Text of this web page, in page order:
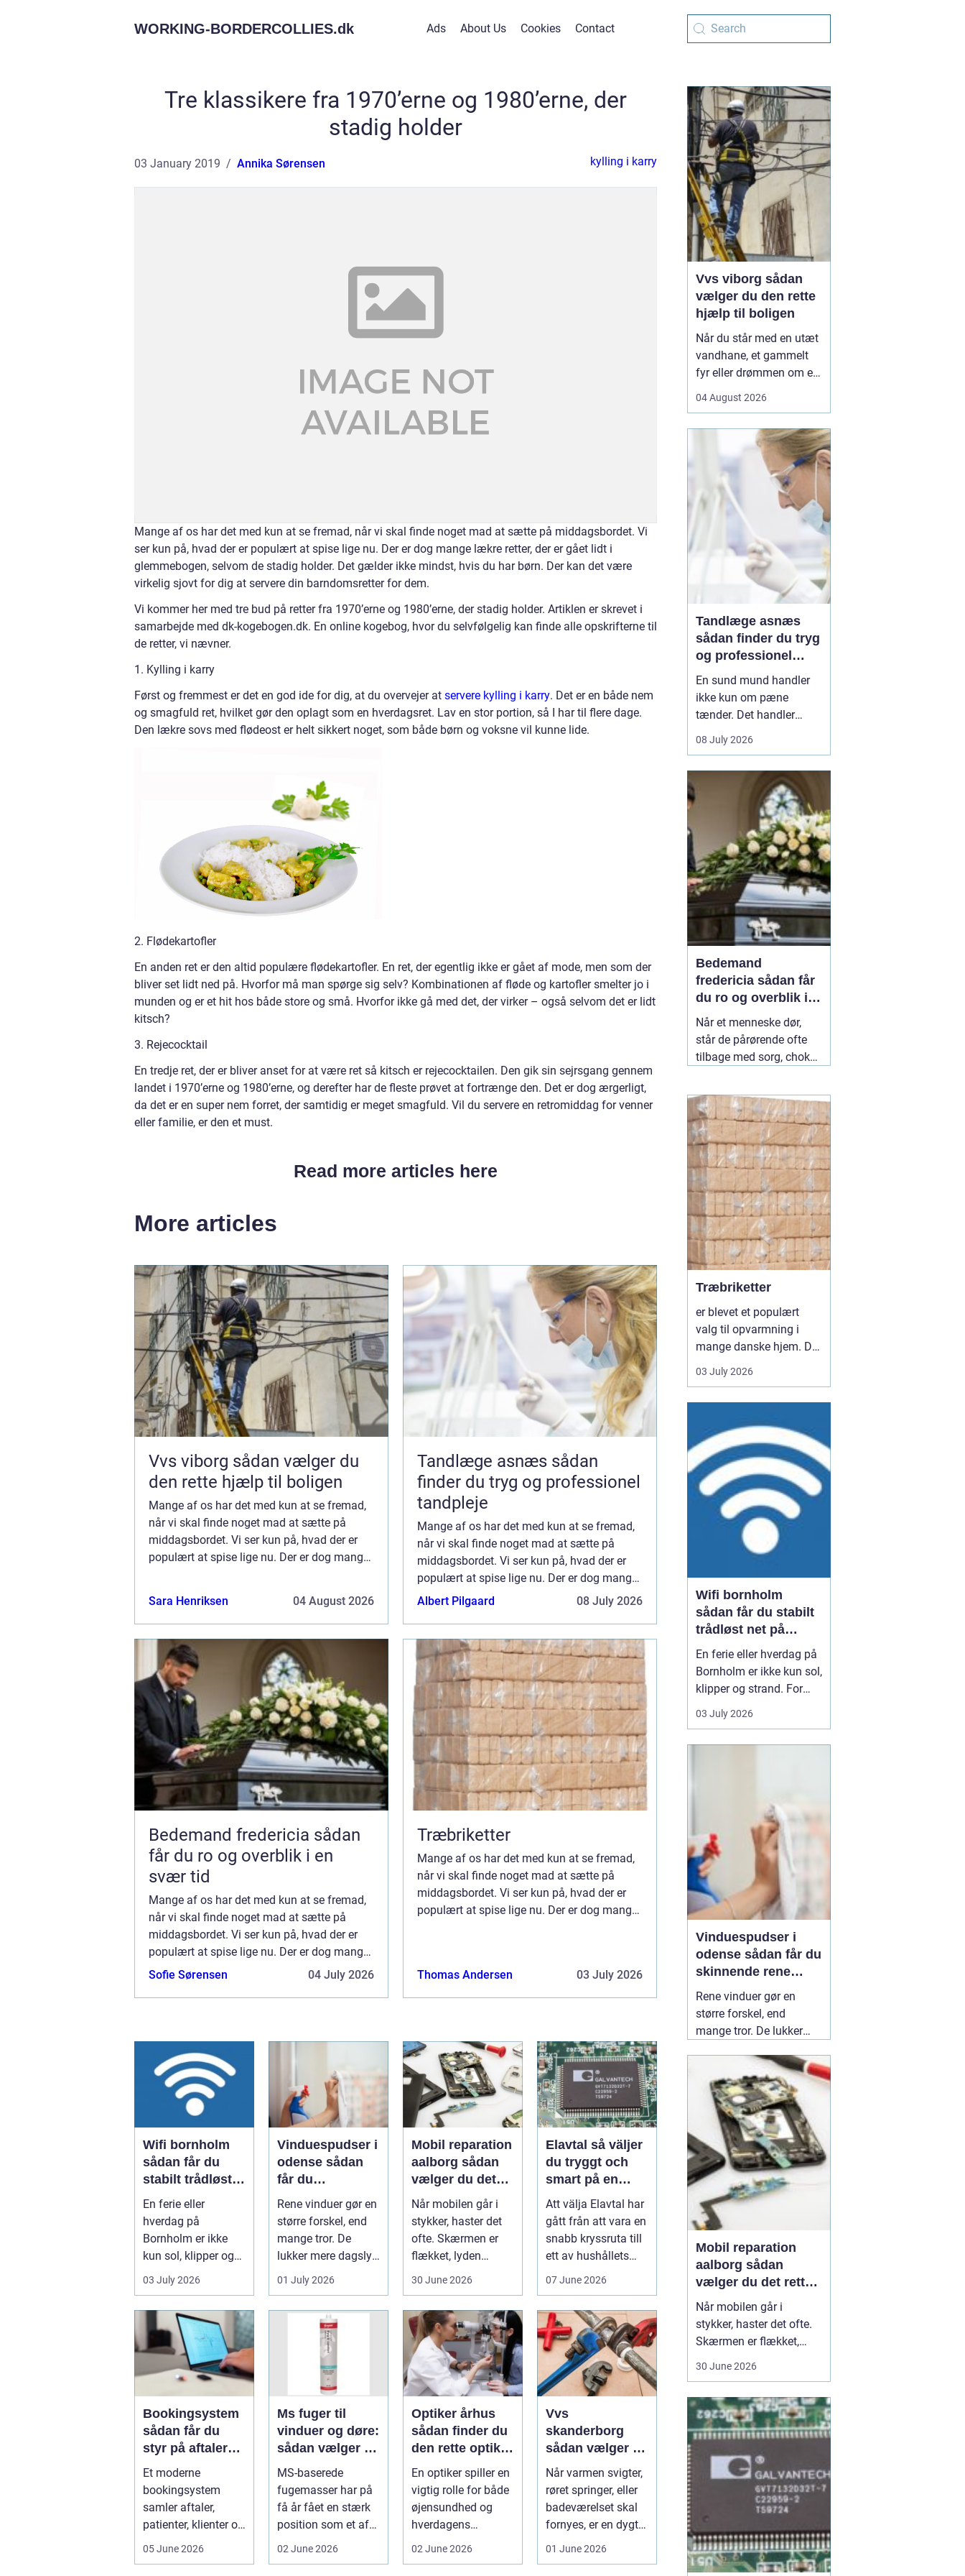
WORKING-BORDERCOLLIES.dk Ads About Us Cookies Contact
Tre klassikere fra 1970’erne og 1980’erne, der
stadig holder
03 January 2019 Annika Sørensen kylling i karry
Mange af os har det med kun at se fremad, når vi skal finde noget mad at sætte på middagsbordet. Vi
ser kun på, hvad der er populært at spise lige nu. Der er dog mange lækre retter, der er gået lidt i
glemmebogen, selvom de stadig holder. Det gælder ikke mindst, hvis du har børn. Der kan det være
virkelig sjovt for dig at servere din barndomsretter for dem.
Vi kommer her med tre bud på retter fra 1970’erne og 1980’erne, der stadig holder. Artiklen er skrevet i
samarbejde med dk-kogebogen.dk. En online kogebog, hvor du selvfølgelig kan finde alle opskrifterne til
de retter, vi nævner.
1. Kylling i karry
Først og fremmest er det en god ide for dig, at du overvejer at servere kylling i karry. Det er en både nem
og smagfuld ret, hvilket gør den oplagt som en hverdagsret. Lav en stor portion, så I har til flere dage.
Den lækre sovs med flødeost er helt sikkert noget, som både børn og voksne vil kunne lide.
2. Flødekartofler
En anden ret er den altid populære flødekartofler. En ret, der egentlig ikke er gået af mode, men som der
bliver set lidt ned på. Hvorfor må man spørge sig selv? Kombinationen af fløde og kartofler smelter jo i
munden og er et hit hos både store og små. Hvorfor ikke gå med det, der virker – også selvom det er lidt
kitsch?
3. Rejecocktail
En tredje ret, der er bliver anset for at være ret så kitsch er rejecocktailen. Den gik sin sejrsgang gennem
landet i 1970’erne og 1980’erne, og derefter har de fleste prøvet at fortrænge den. Det er dog ærgerligt,
da det er en super nem forret, der samtidig er meget smagfuld. Vil du servere en retromiddag for venner
eller familie, er den et must.
Read more articles here
More articles
Vvs viborg sådan vælger du
den rette hjælp til boligen
Mange af os har det med kun at se fremad,
når vi skal finde noget mad at sætte på
middagsbordet. Vi ser kun på, hvad der er
populært at spise lige nu. Der er dog mange
Sara Henriksen
04 August 2026
Tandlæge asnæs sådan
finder du tryg og professionel
tandpleje
Mange af os har det med kun at se fremad,
når vi skal finde noget mad at sætte på
middagsbordet. Vi ser kun på, hvad der er
populært at spise lige nu. Der er dog mange
lækre retter, der er gået lidt i glemmeb...
Albert Pilgaard 08 July 2026
Bedemand fredericia sådan
får du ro og overblik i en
svær tid
Mange af os har det med kun at se fremad,
når vi skal finde noget mad at sætte på
middagsbordet. Vi ser kun på, hvad der er
populært at spise lige nu. Der er dog mange
lækre retter, der er gået lidt i glemmeb...
Sofie Sørensen 04 July 2026
Træbriketter
Mange af os har det med kun at se fremad,
når vi skal finde noget mad at sætte på
middagsbordet. Vi ser kun på, hvad der er
populært at spise lige nu. Der er dog mange
Thomas Andersen 03 July 2026
Wifi bornholm
sådan får du
stabilt trådløst
net på klippeøen
En ferie eller
hverdag på
Bornholm er ikke
kun sol, klipper og
strand. For mange
er en stabil intern...
03 July 2026
Vinduespudser i
odense sådan
får du
skinnende rene
ruder året rundt
Rene vinduer gør en
større forskel, end
mange tror. De
lukker mere dagslys
ind, får hjem og
erhvervs...
01 July 2026
Mobil reparation
aalborg sådan
vælger du det
rette værksted
Når mobilen går i
stykker, haster det
ofte. Skærmen er
flækket, lyden
hakker, eller
30 June 2026
Elavtal så väljer
du tryggt och
smart på en
rörlig elmarknad
Att välja Elavtal har
gått från att vara en
snabb kryssruta till
ett av hushållets
viktigaste ekonom...
07 June 2026
Bookingsystem
sådan får du
styr på aftaler
og
arbejdsgange
Et moderne
bookingsystem
samler aftaler,
patienter, klienter og
interne
05 June 2026
Ms fuger til
vinduer og døre:
sådan vælger og
bruger du dem
rigtigt
MS-baserede
fugemasser har på
få år fået en stærk
position som et af
de mest alsidige
02 June 2026
Optiker århus
sådan finder du
den rette optiker
i byen
En optiker spiller en
vigtig rolle for både
øjensundhed og
hverdagens
komfort. I en by
02 June 2026
Vvs
skanderborg
sådan vælger du
den rigtige
installatør
Når varmen svigter,
røret springer, eller
badeværelset skal
fornyes, er en dygtig
VVS-installatør gu...
01 June 2026
Vvs viborg sådan
vælger du den rette
hjælp til boligen
Når du står med en utæt
vandhane, et gammelt
fyr eller drømmen om et
dygtig VVSer være
løsning og en dyr
langtidsskade. I Viborg
og omegn findes der
mange fagfolk, men
hvordan sikrer du dig, at
04 August 2026
Tandlæge asnæs
sådan finder du tryg
og professionel
tandpleje
En sund mund handler
ikke kun om pæne
tænder. Det handler
også om at kunne spise
uden smerter, tale frit og
bekymret. For mange i
og omkring Asnæs kan
det dog være en
udfordring at finde den
rette tandlæge, især hvis
man har haft d...
08 July 2026
Bedemand
fredericia sådan får
du ro og overblik i
en svær tid
Når et menneske dør,
står de pårørende ofte
tilbage med sorg, chok
Hvad skal gøres først?
Hvem kontakter man?
Hvordan skaber man en
afsked, som føles rigtig?
Her spiller en lokal 04
July 2026
Træbriketter
er blevet et populært
valg til opvarmning i
mange danske hjem. De
er nemme at håndtere,
giver en høj varme og
almindeligt brænde.
Samtidig kan de udnytte
resttræ fra træindustrien,
som ellers ville gå til
spil...
03 July 2026
Wifi bornholm
sådan får du stabilt
trådløst net på
klippeøen
En ferie eller hverdag på
Bornholm er ikke kun sol,
klipper og strand. For
mange er en stabil
internetforbindelse
sommerhuset eller driver
en mindre virksomhed...
03 July 2026
Vinduespudser i
odense sådan får du
skinnende rene
ruder året rundt
Rene vinduer gør en
større forskel, end
mange tror. De lukker
erhvervsbygninger til at
fremstå velholdte og
giver et bedre indeklima.
Flere boligejere og
virksomheder vælger
derfor at bruge en
professionel01 July
2026
Mobil reparation
aalborg sådan
vælger du det rette
værksted
Når mobilen går i
stykker, haster det ofte.
Skærmen er flækket,
Aalborg er der flere
værksteder at vælge
imellem, og det kan være
svært at gennemskue,
hvem der faktisk leverer
30 June 2026